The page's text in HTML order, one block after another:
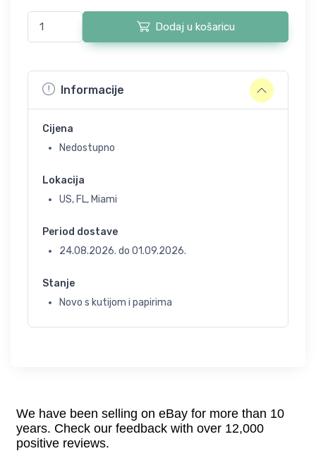
Dodaj u košaricu
Informacije
Cijena
Nedostupno
Lokacija
US, FL, Miami
Period dostave
24.08.2026. do 01.09.2026.
Stanje
Novo s kutijom i papirima